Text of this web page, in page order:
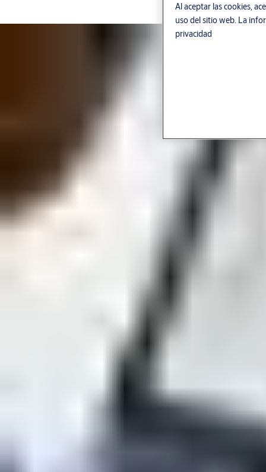
servicio, historial de servicio y salud de los productos, todo en
Al aceptar las cookies,
uso del sitio web. La
privacidad